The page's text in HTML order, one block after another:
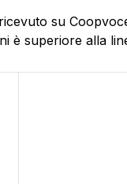
su
superiore alla